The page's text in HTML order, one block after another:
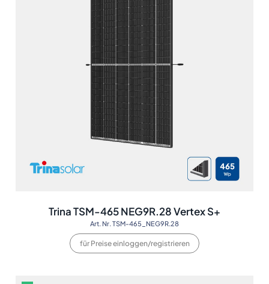
Trina TSM-465 NEG9R.28 Vertex S+
Art. Nr. TSM-465_NEG9R.28
für Preise einloggen/registrieren